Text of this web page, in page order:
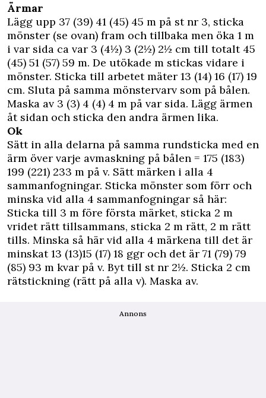
Ärmar
Lägg upp 37 (39) 41 (45) 45 m på st nr 3, sticka
mönster (se ovan) fram och tillbaka men öka 1 m
i var sida ca var 3 (4½) 3 (2½) 2½ cm till totalt 45
(45) 51 (57) 59 m. De utökade m stickas vidare i
mönster. Sticka till arbetet mäter 13 (14) 16 (17) 19
cm. Sluta på samma mönstervarv som på bålen.
Maska av 3 (3) 4 (4) 4 m på var sida. Lägg ärmen
åt sidan och sticka den andra ärmen lika.
Ok
Sätt in alla delarna på samma rundsticka med en
ärm över varje avmaskning på bålen = 175 (183)
199 (221) 233 m på v. Sätt märken i alla 4
sammanfogningar. Sticka mönster som förr och
minska vid alla 4 sammanfogningar så här:
Sticka till 3 m före första märket, sticka 2 m
vridet rätt tillsammans, sticka 2 m rätt, 2 m rätt
tills. Minska så här vid alla 4 märkena till det är
minskat 13 (13)15 (17) 18 ggr och det är 71 (79) 79
(85) 93 m kvar på v. Byt till st nr 2½. Sticka 2 cm
rätstickning (rätt på alla v). Maska av.
Annons